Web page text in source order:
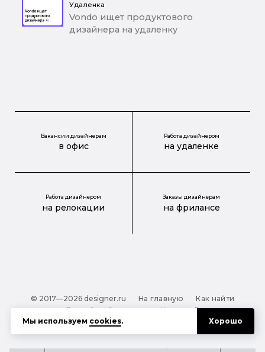
Удаленка
Vondo ищет продуктового
дизайнера на удаленку
Вакансии дизайнерам
в офис
Работа дизайнером
на удаленке
Работа дизайнером
на релокации
Заказы дизайнерам
на фрилансе
© 2017—2026 designer.ru На главную
Как найти
дизайнера?
О проекте
Карта сайта
Обработка персональных данных
Файлы cookie
Мы используем cookies. Хорошо